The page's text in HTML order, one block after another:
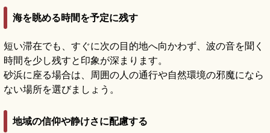
海を眺める時間を予定に残す
短い滞在でも、すぐに次の目的地へ向かわず、波の音を聞く
時間を少し残すと印象が深まります。
砂浜に座る場合は、周囲の人の通行や自然環境の邪魔になら
ない場所を選びましょう。
地域の信仰や静けさに配慮する